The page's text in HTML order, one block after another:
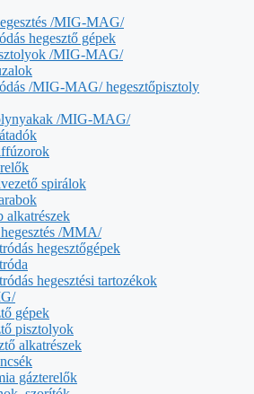
/MIG-MAG/
hegesztő gépek
/MIG-MAG/
/MIG-MAG/ hegesztőpisztoly
/MIG-MAG/
spirálok
alkatrészek
/MMA/
hegesztőgépek
hegesztési tartozékok
gépek
pisztolyok
alkatrészek
gázterelők